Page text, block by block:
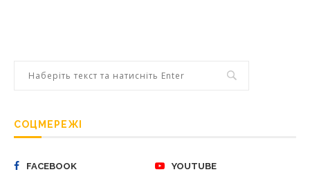
СОЦМЕРЕЖІ
FACEBOOK YOUTUBE